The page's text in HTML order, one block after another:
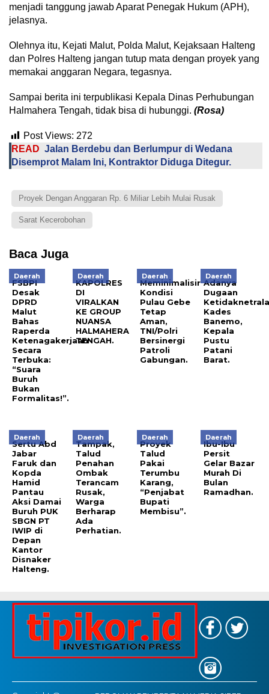
menjadi tanggung jawab Aparat Penegak Hukum (APH),
jelasnya.
Olehnya itu, Kejati Malut, Polda Malut, Kejaksaan Halteng
dan Polres Halteng jangan tutup mata dengan proyek yang
memakai anggaran Negara, tegasnya.
Sampai berita ini terpublikasi Kepala Dinas Perhubungan
Halmahera Tengah, tidak bisa di hubunggi. (Rosa)
Post Views: 272
READ Jalan Berdebu dan Berlumpur di Wedana
Disemprot Malam Ini, Kontraktor Diduga Ditegur.
Proyek Dengan Anggaran Rp. 6 Miliar Lebih Mulai Rusak
Sarat Kecerobohan
Baca Juga
Daerah
FSBPI
Desak
DPRD
Malut
Bahas
Raperda
Ketenagakerjaan
Secara
Terbuka:
“Suara
Buruh
Bukan
Formalitas!”.
Daerah
KAPOLRES
DI
VIRALKAN
KE GROUP
NUANSA
HALMAHERA
TENGAH.
Daerah
Meminimalisir
Kondisi
Pulau Gebe
Tetap
Aman,
TNI/Polri
Bersinergi
Patroli
Gabungan.
Daerah
Adanya
Dugaan
Kades
Banemo,
Kepala
Pustu
Patani
Barat.
Daerah
Sertu Abd
Jabar
Faruk dan
Kopda
Hamid
Pantau
Aksi Damai
Buruh PUK
SBGN PT
IWIP di
Depan
Kantor
Disnaker
Halteng.
Daerah
Tampak,
Talud
Penahan
Ombak
Terancam
Rusak,
Warga
Berharap
Ada
Perhatian.
Daerah
Proyek
Talud
Pakai
Terumbu
Karang,
“Penjabat
Bupati
Membisu”.
Daerah
Ibu-Ibu
Persit
Gelar Bazar
Murah Di
Bulan
Ramadhan.